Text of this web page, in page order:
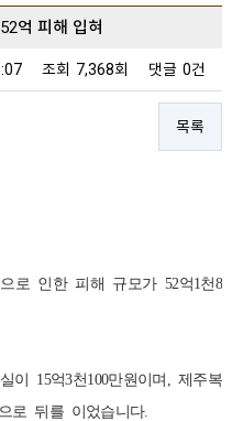
억 피해 입혀
조회 7,368회 댓글 0건
목록
로 인한 피해 규모가52억1천8
이 15억3천100만원이며
제주복
로 뒤를 이었습니다.